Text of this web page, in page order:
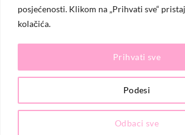
posjećenosti. Klikom na „Prihvati sve“
kolačića.
Podesi
Odbaci sve
Prihvati sve
Moje narudžbe
© 2026KO.MODA. Sva prava